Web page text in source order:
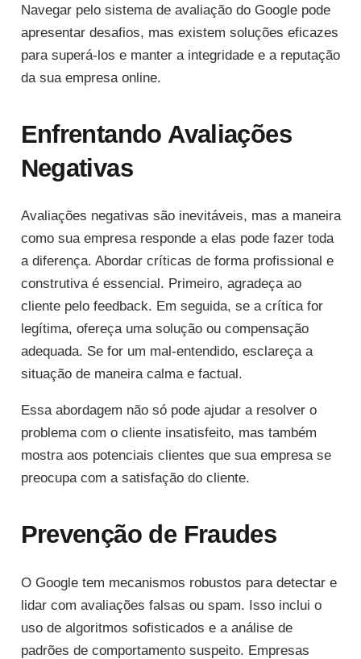
Navegar pelo sistema de avaliação do Google pode
apresentar desafios, mas existem soluções eficazes
para superá-los e manter a integridade e a reputação
da sua empresa online.
Enfrentando Avaliações
Negativas
Avaliações negativas são inevitáveis, mas a maneira
como sua empresa responde a elas pode fazer toda
a diferença. Abordar críticas de forma profissional e
construtiva é essencial. Primeiro, agradeça ao
cliente pelo feedback. Em seguida, se a crítica for
legítima, ofereça uma solução ou compensação
adequada. Se for um mal-entendido, esclareça a
situação de maneira calma e factual.
Essa abordagem não só pode ajudar a resolver o
problema com o cliente insatisfeito, mas também
mostra aos potenciais clientes que sua empresa se
preocupa com a satisfação do cliente.
Prevenção de Fraudes
O Google tem mecanismos robustos para detectar e
lidar com avaliações falsas ou spam. Isso inclui o
uso de algoritmos sofisticados e a análise de
padrões de comportamento suspeito. Empresas